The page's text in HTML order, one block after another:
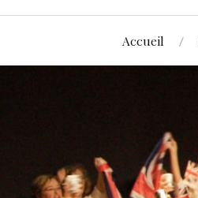
Accueil